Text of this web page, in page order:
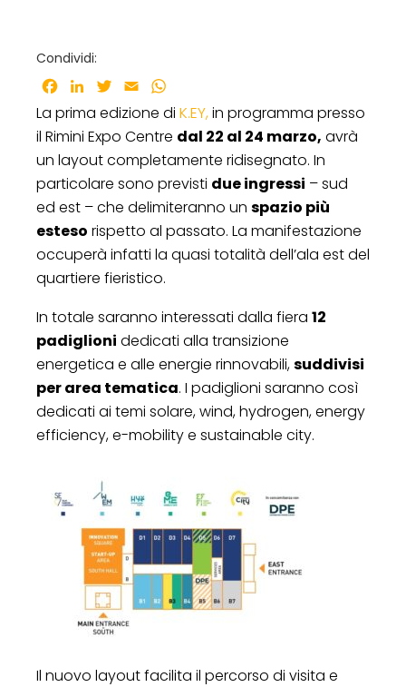
Condividi:
Facebook
LinkedInTwitter
Email
La prima edizione di K.EY,in programma presso
il Rimini Expo Centre dal 22 al 24 marzo, avrà
un layout completamente ridisegnato. In
particolare sono previsti due ingressi – sud
ed est – che delimiteranno un spazio più
esteso rispetto al passato. La manifestazione
occuperà infatti la quasi totalità dell’ala est del
quartiere fieristico.
In totale saranno interessati dalla fiera 12
padiglioni dedicati alla transizione
energetica e alle energie rinnovabili,suddivisi
per area tematica. I padiglioni saranno così
dedicati ai temi solare, wind, hydrogen, energy
efficiency, e-mobility e sustainable city.
Il nuovo layout facilita il percorso di visita e